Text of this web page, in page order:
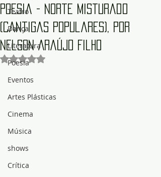
Teatro
Dança
Literatura
Poesia
Eventos
Artes Plásticas
Cinema
Música
shows
Crítica
Poesia - Norte Misturado
(Cantigas Populares), por
Nelson Araújo Filho
Avaliado com NaN de 5 estrelas.